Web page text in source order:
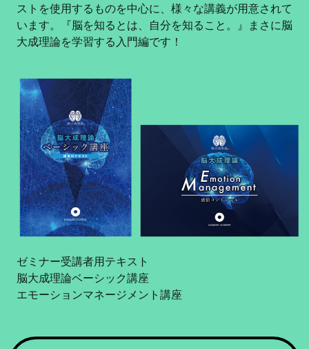
ストを使用するものを中心に、様々な講義が用意されて
います。『脳を知るとは、自分を知ること。』まさに脳
大成理論を学習する入門編です！
ゼミナー受講者用テキスト
脳大成理論ベーシック講座
エモーションマネージメント講座